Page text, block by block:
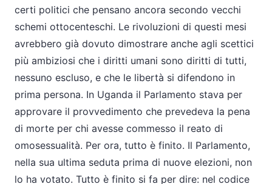
certi politici che pensano ancora secondo vecchi
schemi ottocenteschi. Le rivoluzioni di questi mesi
avrebbero già dovuto dimostrare anche agli scettici
più ambiziosi che i diritti umani sono diritti di tutti,
nessuno escluso, e che le libertà si difendono in
prima persona. In Uganda il Parlamento stava per
approvare il provvedimento che prevedeva la pena
di morte per chi avesse commesso il reato di
omosessualità. Per ora, tutto è finito. Il Parlamento,
nella sua ultima seduta prima di nuove elezioni, non
lo ha votato. Tutto è finito si fa per dire: nel codice